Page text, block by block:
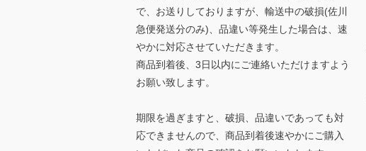
で、お送りしておりますが、輸送中の破損(佐川
急便発送分のみ)、品違い等発生した場合は、速
やかに対応させていただきます。
商品到着後、3日以内にご連絡いただけますよう
お願い致します。
期限を過ぎますと、破損、品違いであっても対
応できませんので、商品到着後速やかにご購入